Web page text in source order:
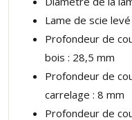
Lame de scie
Profondeur de
bois : 28,5 mm
Profondeur de
carrelage : 8 mm
Profondeur de